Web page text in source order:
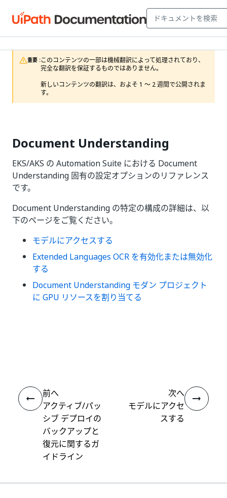
重要 :このコンテンツの一部は機械翻訳によって処理されており、
完全な翻訳を保証するものではありません。
新しいコンテンツの翻訳は、およそ 1 ～ 2 週間で公開されま
す。
Document Understanding
EKS/AKS の Automation Suite における Document
Understanding 固有の設定オプションのリファレンス
です。
Document Understanding の特定の構成の詳細は、以
下のページをご覧ください。
モデルにアクセスする
Extended Languages OCR を有効化または無効化
する
Document Understanding モダン プロジェクト
に GPU リソースを割り当てる
前へ
アクティブ/パッ
シブ デプロイの
バックアップと
復元に関するガ
イドライン
次へ
モデルにアクセ
スする